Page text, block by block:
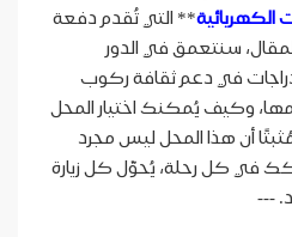
الكهربائية** التي تُقدم دفعة
سنتعمق في الدور
في دعم ثقافة ركوب
وكيف يُمكنك اختيار المحل
أن هذا المحل ليس مجرد
في كل رحلة، يُحوّل كل زيارة
---